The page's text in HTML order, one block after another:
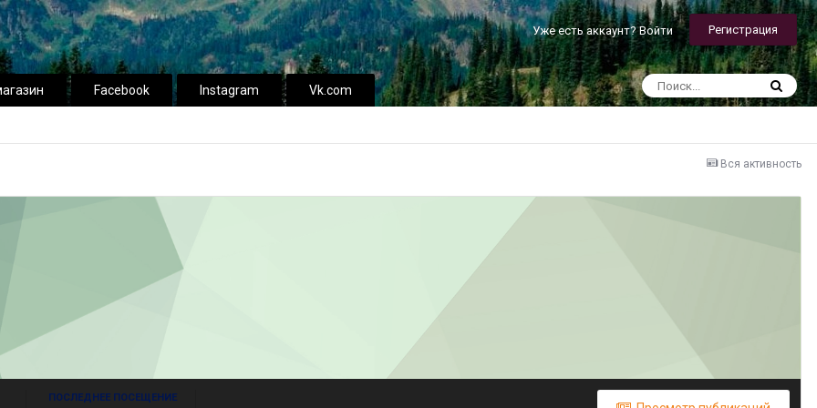
Уже есть аккаунт? Войти Регистрация
Facebook Instagram Vk.com
Вся активность
ПОСЛЕДНЕЕ ПОСЕЩЕНИЕ